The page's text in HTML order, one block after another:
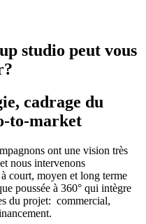
studio peut vous
cadrage du
to-market
ont une vision très
nous intervenons
court, moyen et long terme
poussée à 360° qui intègre
du projet: commercial,